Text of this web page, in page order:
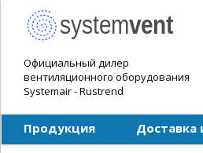
Официальный дилер
вентиляционного оборудования
Systemair - Rustrend
Продукция Доставка